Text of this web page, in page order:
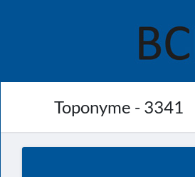
Toponyme - 3341